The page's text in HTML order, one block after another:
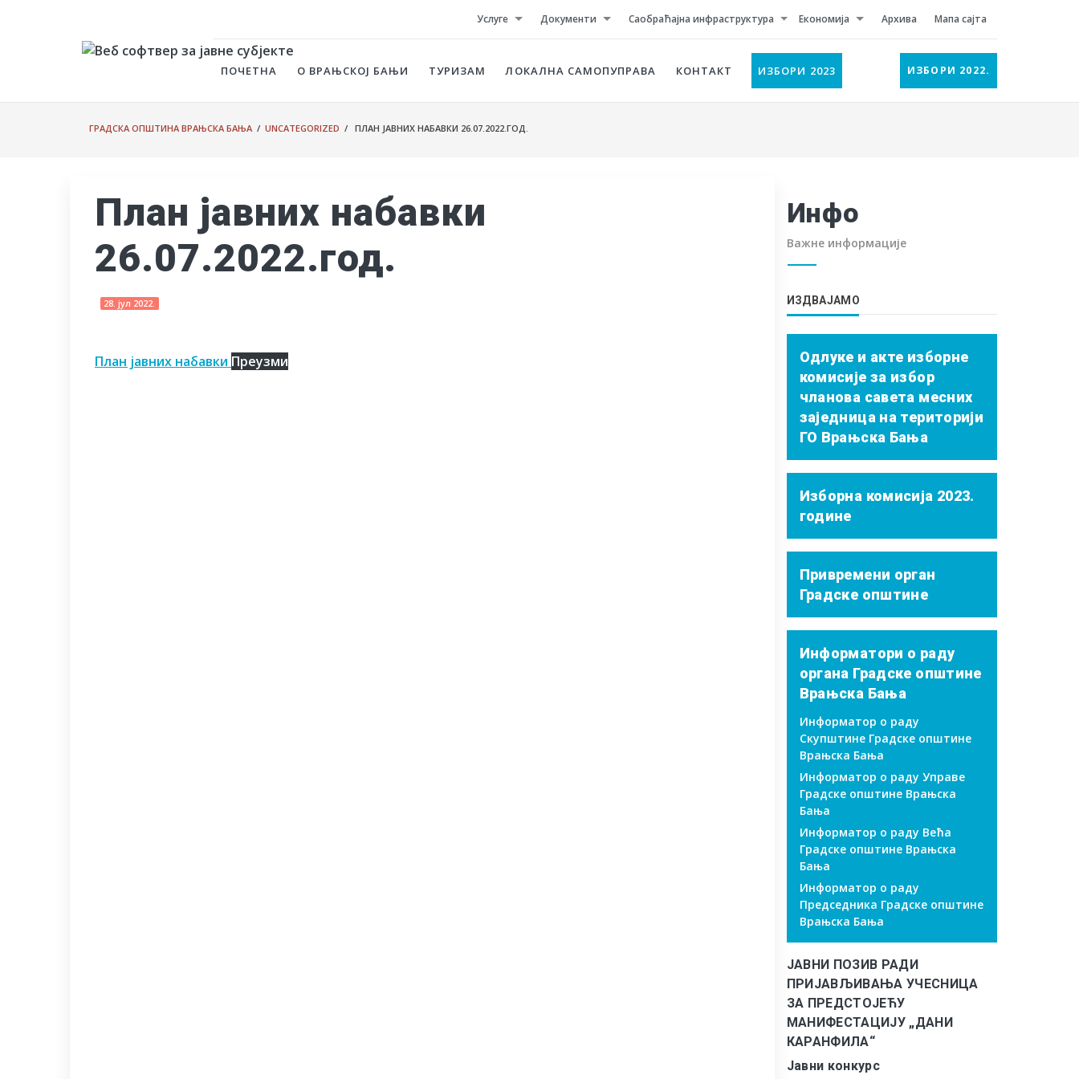
Услуге Документи Саобраћајна инфраструктура Економија Архива Мапа сајта
ПОЧЕТНА О ВРАЊСКОЈ БАЊИ ТУРИЗАМ ЛОКАЛНА САМОПУПРАВА КОНТАКТ ИЗБОРИ 2023 ИЗБОРИ 2022.
ГРАДСКА ОПШТИНА ВРАЊСКА БАЊА / UNCATEGORIZED / ПЛАН ЈАВНИХ НАБАВКИ 26.07.2022.ГОД.
План јавних набавки
26.07.2022.год.
28. јул 2022.
План јавних набавки Преузми
Инфо
Важне информације
ИЗДВАЈАМО
Одлуке и акте изборне
комисије за избор
чланова савета месних
заједница на територији
ГО Врањска Бања
Изборна комисија 2023.
године
Привремени орган
Градске општине
Информатори о раду
органа Градске општине
Врањска Бања
Информатор о раду
Скупштине Градске општине
Врањска Бања
Информатор о раду Управе
Градске општине Врањска
Бања
Информатор о раду Већа
Градске општине Врањска
Бања
Информатор о раду
Председника Градске општине
Врањска Бања
ЈАВНИ ПОЗИВ РАДИ
ПРИЈАВЉИВАЊА УЧЕСНИЦА
ЗА ПРЕДСТОЈЕЋУ
МАНИФЕСТАЦИЈУ „ДАНИ
КАРАНФИЛА“
Јавни конкурс